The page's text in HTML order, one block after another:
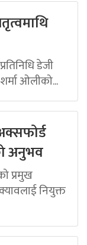
डेजी
ओलीको...
अनुभव
प्रमुख
नियुक्त